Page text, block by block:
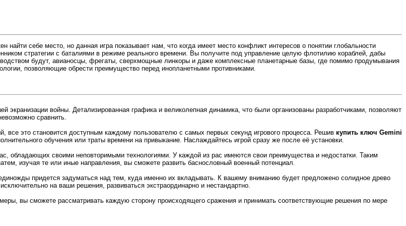
себе место, но данная игра показывает нам, что когда имеет место конфликт интересов о понятии глобальности
стратегии с баталиями в режиме реального времени. Вы получите под управление целую флотилию кораблей, дабы
будут, авианосцы, фрегаты, сверхмощные линкоры и даже комплексные планетарные базы, где помимо продумывания
позволяющие обрести преимущество перед инопланетными противниками.
экранизации войны. Детализированная графика и великолепная динамика, что были организованы разработчиками, позволяют
сравнить.
все это становится доступным каждому пользователю с самых первых секунд игрового процесса. Решив купить ключ Gemini
обучения или траты времени на привыкание. Наслаждайтесь игрой сразу же после её установки.
обладающих своими неповторимыми технологиями. У каждой из рас имеются свои преимущества и недостатки. Таким
изучая те или иные направления, вы сможете развить баснословный военный потенциал.
придется задуматься над тем, куда именно их вкладывать. К вашему вниманию будет предложено солидное древо
на ваши решения, развиваться экстраординарно и нестандартно.
вы сможете рассматривать каждую сторону происходящего сражения и принимать соответствующие решения по мере